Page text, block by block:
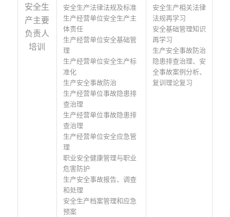
安全生
产主要
负责人
培训
安全生产法律法规及标准
生产经营单位安全生产主
体责任
生产经营单位安全基础管
理
生产经营单位安全生产标
准化
生产安全事故防治
生产经营单位事故隐患排
查治理
生产经营单位事故隐患排
查治理
生产经营单位安全应急管
理
职业安全健康管理与职业
危害防护
生产安全事故报告、调查
和处理
安全生产档案管理和应急
预案
安全生产相关法律
法规再学习
安全基础管理知识
再学习
生产安全事故防治
隐患排查治理、安
全事故案例分析、
复训理论复习